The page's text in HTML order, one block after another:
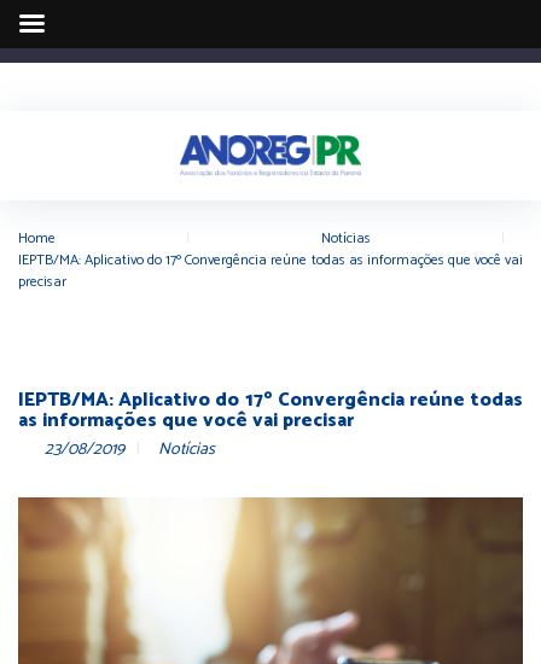
Home Notícias
IEPTB/MA: Aplicativo do 17º Convergência reúne todas as informações que você vai
precisar
IEPTB/MA: Aplicativo do 17º Convergência reúne todas
as informações que você vai precisar
23/08/2019 Notícias